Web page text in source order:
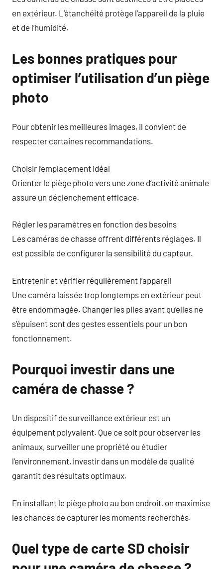
en extérieur. L’étanchéité protège l’appareil de la pluie
et de l’humidité.
Les bonnes pratiques pour
optimiser l’utilisation d’un piège
photo
Pour obtenir les meilleures images, il convient de
respecter certaines recommandations.
Choisir l’emplacement idéal
Orienter le piège photo vers une zone d’activité animale
assure un déclenchement efficace.
Régler les paramètres en fonction des besoins
Les caméras de chasse offrent différents réglages. Il
est possible de configurer la sensibilité du capteur.
Entretenir et vérifier régulièrement l’appareil
Une caméra laissée trop longtemps en extérieur peut
être endommagée. Changer les piles avant qu’elles ne
s’épuisent sont des gestes essentiels pour un bon
fonctionnement.
Pourquoi investir dans une
caméra de chasse ?
Un dispositif de surveillance extérieur est un
équipement polyvalent. Que ce soit pour observer les
animaux, surveiller une propriété ou étudier
l’environnement, investir dans un modèle de qualité
garantit des résultats optimaux.
En installant le piège photo au bon endroit, on maximise
les chances de capturer les moments recherchés.
Quel type de carte SD choisir